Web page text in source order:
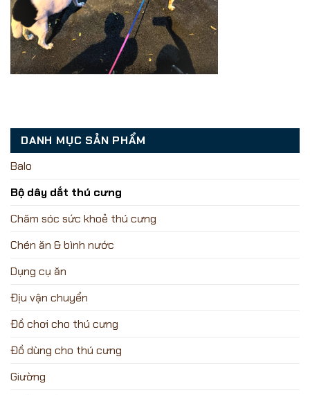
DANH MỤC SẢN PHẨM
Balo
Bộ dây dắt thú cưng
Chăm sóc sức khoẻ thú cưng
Chén ăn & bình nước
Dụng cụ ăn
Địu vận chuyển
Đồ chơi cho thú cưng
Đồ dùng cho thú cưng
Giường